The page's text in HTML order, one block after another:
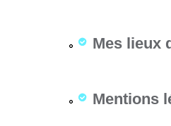
Mes lieux
Mentions